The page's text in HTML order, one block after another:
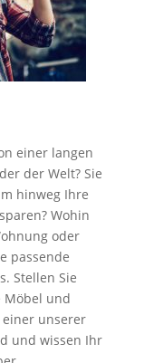
einer langen
der Welt? Sie
hinweg Ihre
Wohin
oder
passende
Stellen Sie
Möbel und
unserer
und wissen Ihr